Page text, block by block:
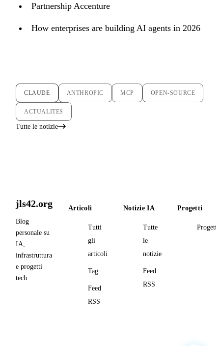
Partnership Accenture
How enterprises are building AI agents in 2026
CLAUDE ANTHROPIC MCP OPEN-SOURCE
ACTUALITES
Tutte le notizie
jls42.org
Blog
personale su
IA,
infrastruttura
e progetti
tech
Articoli
Tutti
gli
articoli
Tag
Feed
RSS
Notizie IA
Tutte
le
notizie
Feed
RSS
Progetti
Progetti